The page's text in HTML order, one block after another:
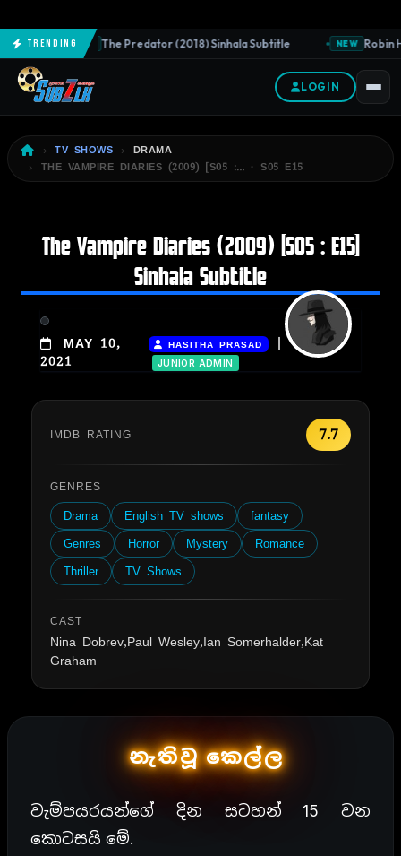
TrendingNEW The Predator (2018) Sinhala Subtitle NEW Robin
LOGIN
TV SHOWS
DRAMA
THE VAMPIRE DIARIES (2009) [S05 :… · S05 E15
The Vampire Diaries (2009) [S05 : E15]
Sinhala Subtitle
MAY 10,
2021
HASITHA PRASAD
JUNIOR ADMIN
IMDB RATING 7.7
GENRES
Drama English TV shows
fantasy
Genres
Horror Mystery
Romance
Thriller
TV Shows
CAST
Nina Dobrev,Paul Wesley,Ian Somerhalder,Kat
Graham
නැතිවූ කෙල්ල
වැම්පයරයන්ගේ දින සටහන් 15 වන
කොටසයි මේ.